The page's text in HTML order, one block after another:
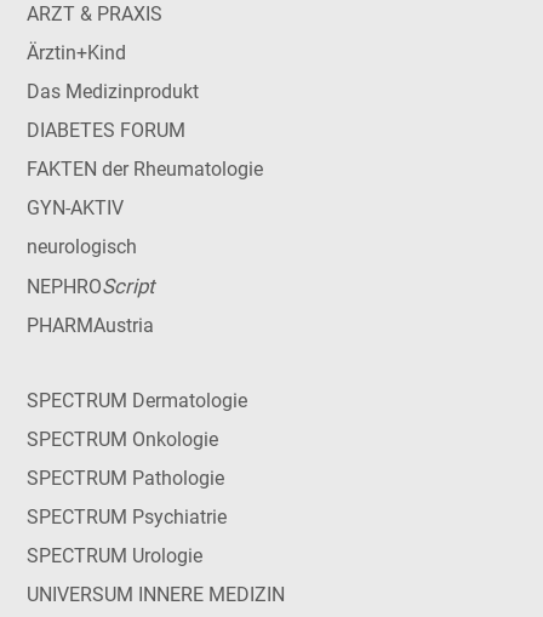
ARZT & PRAXIS
Ärztin+Kind
Das Medizinprodukt
DIABETES FORUM
FAKTEN der Rheumatologie
GYN-AKTIV
neurologisch
NEPHROScript
PHARMAustria
SPECTRUM Dermatologie
SPECTRUM Onkologie
SPECTRUM Pathologie
SPECTRUM Psychiatrie
SPECTRUM Urologie
UNIVERSUM INNERE MEDIZIN